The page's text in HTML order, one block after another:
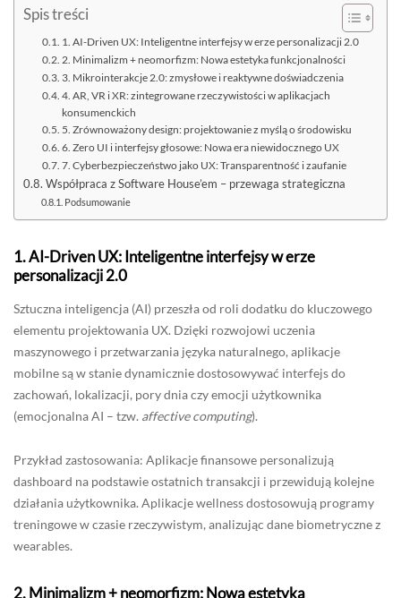
Spis treści
1. AI-Driven UX: Inteligentne interfejsy w erze personalizacji 2.0
2. Minimalizm + neomorfizm: Nowa estetyka funkcjonalności
3. Mikrointerakcje 2.0: zmysłowe i reaktywne doświadczenia
4. AR, VR i XR: zintegrowane rzeczywistości w aplikacjach
konsumenckich
5. Zrównoważony design: projektowanie z myślą o środowisku
6. Zero UI i interfejsy głosowe: Nowa era niewidocznego UX
7. Cyberbezpieczeństwo jako UX: Transparentność i zaufanie
Współpraca z Software House’em – przewaga strategiczna
Podsumowanie
1.AI-Driven UX: Inteligentne interfejsy w erze
personalizacji 2.0
Sztuczna inteligencja (AI) przeszła od roli dodatku do kluczowego
elementu projektowania UX. Dzięki rozwojowi uczenia
maszynowego i przetwarzania języka naturalnego, aplikacje
mobilne są w stanie dynamicznie dostosowywać interfejs do
zachowań, lokalizacji, pory dnia czy emocji użytkownika
(emocjonalna AI – tzw. affective computing).
Przykład zastosowania: Aplikacje finansowe personalizują
dashboard na podstawie ostatnich transakcji i przewidują kolejne
działania użytkownika. Aplikacje wellness dostosowują programy
treningowe w czasie rzeczywistym, analizując dane biometryczne z
wearables.
2.Minimalizm + neomorfizm: Nowa estetyka